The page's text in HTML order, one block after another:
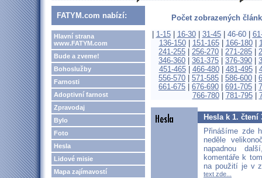
FATYM.com nabízí:
Hlavní strana
www.FATYM.com
Bude a zveme!
Bohoslužby
Farnosti
Adoptivní farnost
Zpravodaj
Bylo
Foto
Hesla
Lidové misie
Mapa zajímavostí
Počet zobrazených
1-15| 16-30| 31-45| 46-60|
136-150| 151-165| 166-180|
241-255
256-270 271-285
346-360
361-375 376-390
451-465| 466-480| 481-495|
556-570
571-585 586-600
661-675
676-690 691-705
766-780| 781-795|
Hesla k 1.
Přinášíme zde
neděle
napadnou
komentáře k
na použití je v
text zde...